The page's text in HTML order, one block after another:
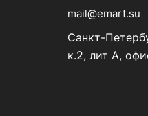
mail@emart.su
Санкт-
к.2, лит А,